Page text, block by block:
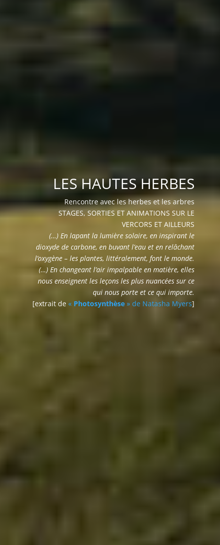
LES HAUTES HERBES
Rencontre avec les herbes et les arbres
STAGES, SORTIES ET ANIMATIONS SUR LE
VERCORS ET AILLEURS
(…) En lapant la lumière solaire, en inspirant le
dioxyde de carbone, en buvant l’eau et en relâchant
l’oxygène – les plantes, littéralement, font le monde.
(…) En changeant l’air impalpable en matière, elles
nous enseignent les leçons les plus nuancées sur ce
qui nous porte et ce qui importe.
[extrait de« Photosynthèse » de Natasha Myers]